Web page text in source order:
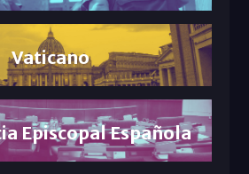
Vaticano
Episcopal Española